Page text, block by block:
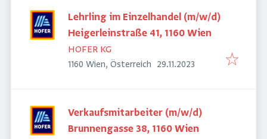
Lehrling im Einzelhandel (m/w/d)
Heigerleinstraße 41, 1160 Wien
HOFER KG
1160 Wien, Österreich Veröffentlicht
29.11.2023
Verkaufsmitarbeiter (m/w/d)
Brunnengasse 38, 1160 Wien